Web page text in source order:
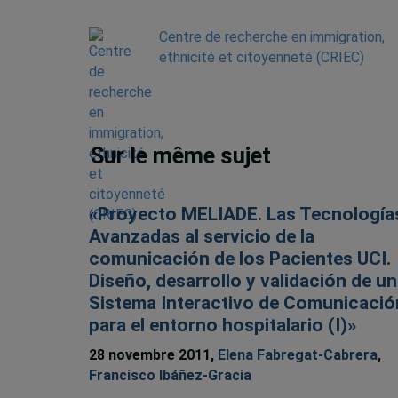
Centre de recherche en immigration,
ethnicité et citoyenneté (CRIEC)
Sur le même sujet
«Proyecto MELIADE. Las
Avanzadas al servicio de la
comunicación de los Pacientes UCI.
Diseño, desarrollo y validación de un
Sistema Interactivo de
para el entorno hospitalario (I)»
28 novembre 2011, Elena Fabregat-Cabrera,
Francisco Ibáñez-Gracia